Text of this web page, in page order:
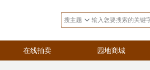
在线拍卖 园地商城